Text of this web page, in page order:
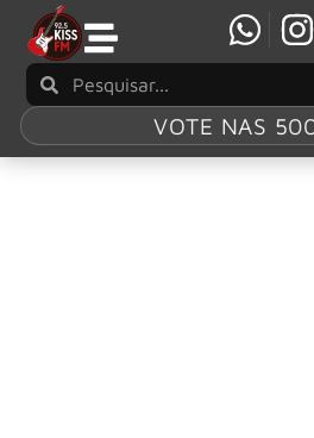
VOTE NAS